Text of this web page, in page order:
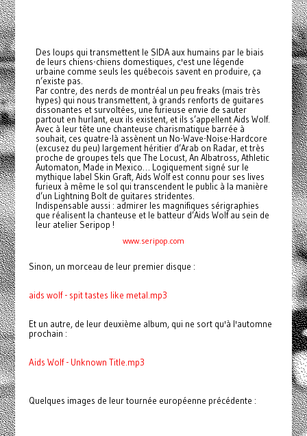
Des loups qui transmettent le SIDA aux humains par le biais
de leurs chiens-chiens domestiques, c'est une légende
urbaine comme seuls les québecois savent en produire, ça
n’existe pas.
Par contre, des nerds de montréal un peu freaks (mais très
hypes) qui nous transmettent, à grands renforts de guitares
dissonantes et survoltées, une furieuse envie de sauter
partout en hurlant, eux ils existent, et ils s’appellent Aids Wolf.
Avec à leur tête une chanteuse charismatique barrée à
souhait, ces quatre-là assènent un No-Wave-Noise-Hardcore
(excusez du peu) largement héritier d’Arab on Radar, et très
proche de groupes tels que The Locust, An Albatross, Athletic
Automaton, Made in Mexico… Logiquement signé sur le
mythique label Skin Graft, Aids Wolf est connu pour ses lives
furieux à même le sol qui transcendent le public à la manière
d’un Lightning Bolt de guitares stridentes.
Indispensable aussi : admirer les magnifiques sérigraphies
que réalisent la chanteuse et le batteur d’Aids Wolf au sein de
leur atelier Seripop !
www.seripop.com
Sinon, un morceau de leur premier disque :
aids wolf - spit tastes like metal.mp3
Et un autre, de leur deuxième album, qui ne sort qu'à l'automne
prochain :
Aids Wolf - Unknown Title.mp3
Quelques images de leur tournée européenne précédente :